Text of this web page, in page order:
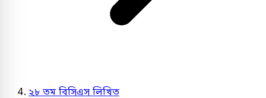
২৮ তম বিসিএস লিখিত